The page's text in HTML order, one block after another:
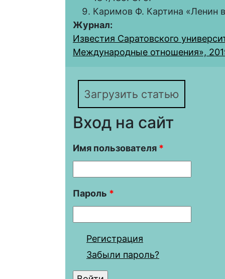
Каримов Ф. Картина «Ленин
Журнал:
Известия Саратовского
Международные отношения»,
Загрузить статью
Вход на сайт
Имя пользователя *
Пароль *
Регистрация
Забыли пароль?